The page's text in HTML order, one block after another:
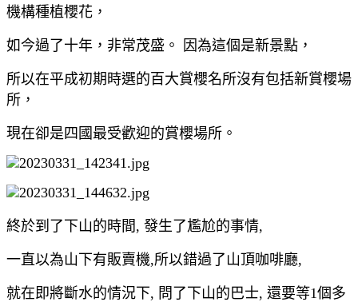
機構種植櫻花，
如今過了十年，非常茂盛。 因為這個是新景點，
所以在平成初期時選的百大賞櫻名所沒有包括新賞櫻場
所，
現在卻是四國最受歡迎的賞櫻場所。
終於到了下山的時間, 發生了尷尬的事情,
一直以為山下有販賣機,所以錯過了山頂咖啡廳,
就在即將斷水的情況下, 問了下山的巴士, 還要等1個多